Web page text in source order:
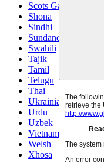
Scots Gaelic
Shona
Sindhi
Sundanese
Swahili
Tajik
Tamil
Telugu
Thai
Ukrainian
Urdu
Uzbek
Vietnamese
Welsh
Xhosa